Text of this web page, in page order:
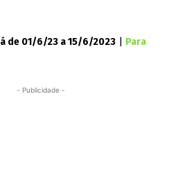
de 01/6/23 a 15/6/2023
Para
- Publicidade -